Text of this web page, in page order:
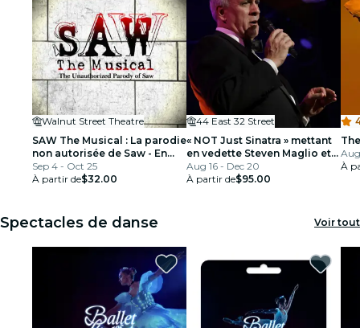
Walnut Street Theatre
SAW The Musical : La parodie
non autorisée de Saw - En
direct de New York (tournée
nationale Off-Broadway) - En
Sep 4 - Oct 25
À partir de$32.00
44 East 32 Street
« NOT Just Sinatra » mettant
en vedette Steven Maglio et
son orchestre Big Band
Aug 16 - Dec 20
À partir de$95.00
À
Spectacles de danse Voir tout